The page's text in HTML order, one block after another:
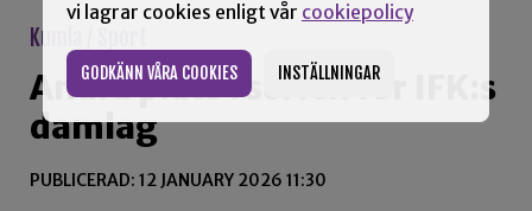
vi lagrar cookies enligt vår cookiepolicy
GODKÄNN VÅRA COOKIES INSTÄLLNINGAR
Kumla / Sport
Andra plats i serien för IFK:s
damlag
PUBLICERAD: 12 JANUARY 2026 11:30